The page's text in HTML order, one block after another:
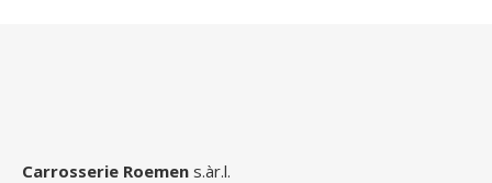
Carrosserie Roemen s.àr.l.